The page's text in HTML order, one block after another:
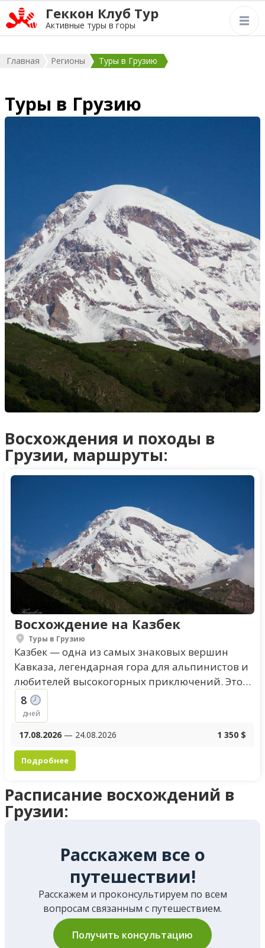
Геккон Клуб Тур
Активные туры в горы
Главная Регионы Туры в Грузию
Туры в Грузию
Восхождения и походы в
Грузии, маршруты:
Восхождение на Казбек
Туры в Грузию
Казбек — одна из самых знаковых вершин
Кавказа, легендарная гора для альпинистов и
любителей высокогорных приключений. Этот
маршрут с южной стороны Грузии сочетает
доступность и...
8
дней
17.08.2026 — 24.08.2026 1 350 $
Подробнее
Расписание восхождений в
Грузии:
Расскажем все о
путешествии!
Расскажем и проконсультируем по всем
вопросам связанным с путешествием.
Получить консультацию